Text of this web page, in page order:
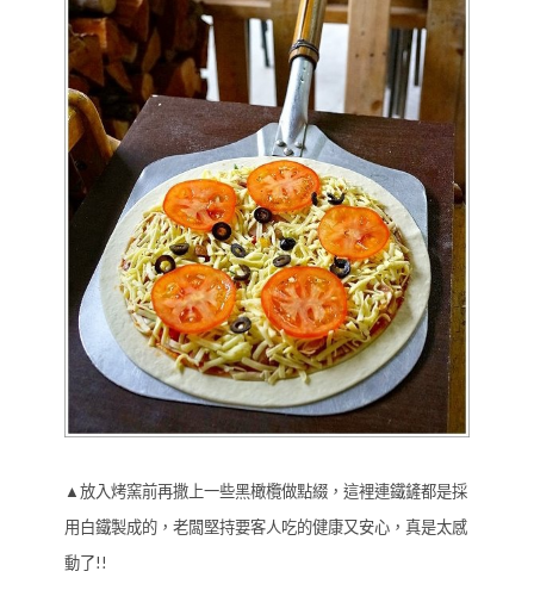
▲放入烤窯前再撒上一些黑橄欖做點綴，這裡連鐵鏟都是採
用白鐵製成的，老闆堅持要客人吃的健康又安心，真是太感
動了!!